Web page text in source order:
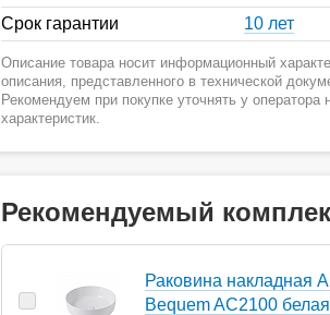
Срок гарантии
10 лет
Описание товара носит информационный
описания, представленного в технической
Рекомендуем при покупке уточнять у
характеристик.
Рекомендуемый
Раковина накладная
Bequem AC2100 белая